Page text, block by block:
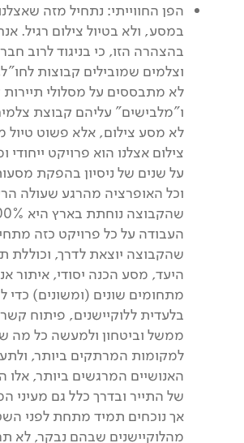
הפן החווייתי: נתחיל מזה
במסע, ולא בטיול צילום רגיל.
בהצהרה הזו, כי בניגוד לרוב
וצלמים שמובילים קבוצות
לא מתבססים על מסלולי תיירות
ו"מלבישים" עליהם קבוצת
לא מסע צילום, אלא פשוט טיול
צילום אצלנו הוא פרויקט
על שנים של ניסיון בהפקת
וכל האופרציה מהרגע שעולה
העבודה על כל פרויקט כזה
שהקבוצה יוצאת לדרך, וכוללת
היעד, מסע הכנה יסודי, איתור
מתחומים שונים (ומשונים) כדי
בלעדית ללוקיישנים, פיתוח
ממשל וביטחון ולמעשה כל מה
למקומות המרתקים ביותר,
האנושיים המרגשים ביותר, אלו
של התייר ובדרך כלל גם מעיני
מהלוקיישנים שבהם נבקר, לא